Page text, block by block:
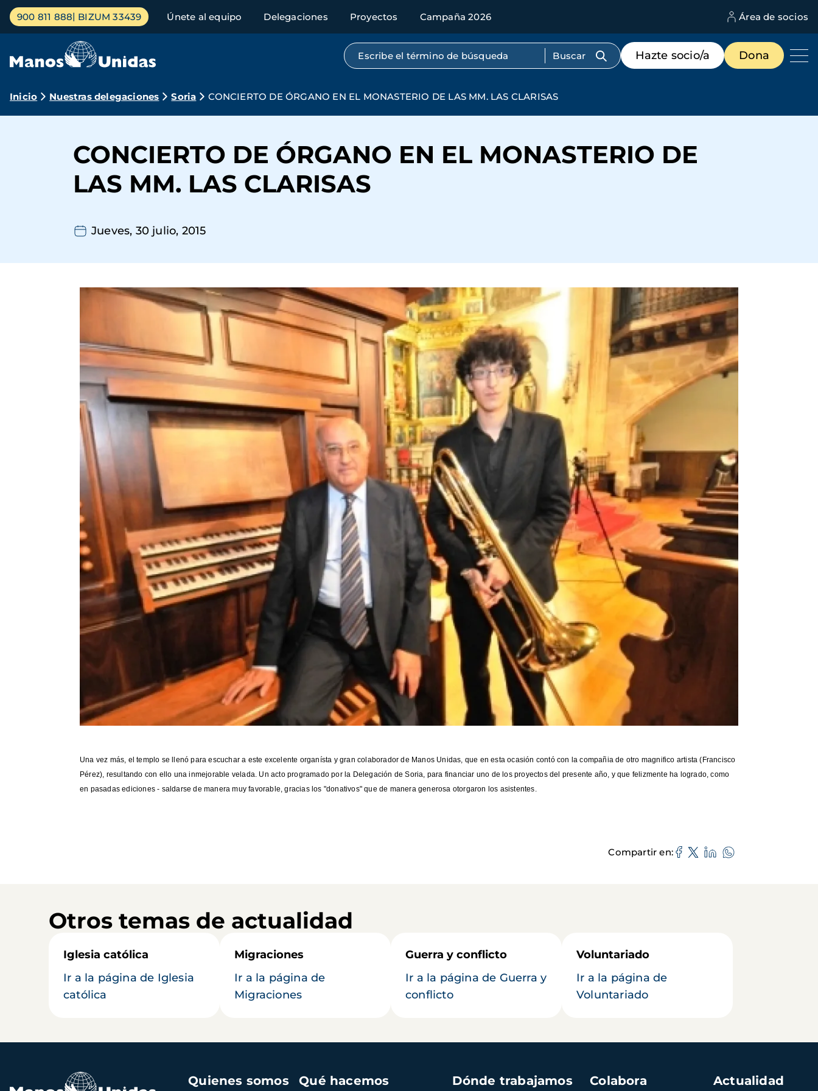
Pasar
contenido
Menú
principal
900 811 888 BIZUM 33439 Únete al equipo Delegaciones Proyectos Campaña 2026 Área de socios
Búsqueda por texto completo
Menú
de
destacados
Hazte socio/a Dona
Ruta
navegación
Inicio Nuestras delegaciones Soria CONCIERTO DE ÓRGANO EN EL MONASTERIO DE LAS MM. LAS CLARISAS
CONCIERTO DE ÓRGANO EN EL MONASTERIO DE
LAS MM. LAS CLARISAS
Jueves, 30 julio, 2015
Una vez más, el templo se llenó para escuchar a este excelente organísta y gran colaborador de Manos Unidas, que en esta ocasión contó con la compañia de otro magnifico artista (Francisco
Pérez), resultando con ello una inmejorable velada. Un acto programado por la Delegación de Soria, para financiar uno de los proyectos del presente año, y que felizmente ha logrado, como
en pasadas ediciones - saldarse de manera muy favorable, gracias los "donativos" que de manera generosa otorgaron los asistentes.
Compartir en
Otros temas de actualidad
Iglesia católica
Ir a la página de Iglesia
católica
Migraciones
Ir a la página de
Migraciones
Guerra y conflicto
Ir a la página de Guerra y
conflicto
Voluntariado
Ir a la página de
Voluntariado
Navegación
Quienes somos Qué hacemos Dónde trabajamos Colabora Actualidad